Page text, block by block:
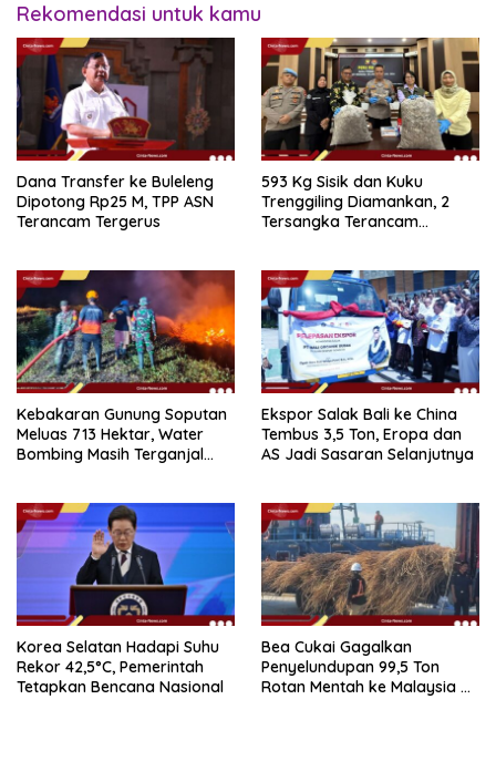
Rekomendasi untuk kamu
Dana Transfer ke Buleleng
Dipotong Rp25 M, TPP ASN
Terancam Tergerus
593 Kg Sisik dan Kuku
Trenggiling Diamankan, 2
Tersangka Terancam
Kebakaran Gunung Soputan
Meluas 713 Hektar, Water
Bombing Masih Terganjal
Ekspor Salak Bali ke China
Tembus 3,5 Ton, Eropa dan
AS Jadi Sasaran Selanjutnya
Korea Selatan Hadapi Suhu
Rekor 42,5°C, Pemerintah
Tetapkan Bencana Nasional
Bea Cukai Gagalkan
Penyelundupan 99,5 Ton
Rotan Mentah ke Malaysia di